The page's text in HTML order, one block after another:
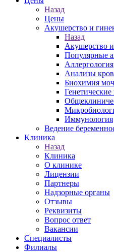
Назад
Цены
Акушерство и
Назад
Акушерство
Популярные
Аллергология
Анализы
Биохимия
Иммунология
Ведение
Клиника
Назад
Клиника
О клинике
Лицензии
Партнеры
Надзорные органы
Отзывы
Реквизиты
Вопрос ответ
Вакансии
Специалисты
Филиалы